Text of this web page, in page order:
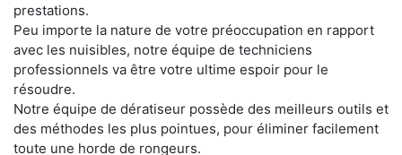
prestations.
Peu importe la nature de votre préoccupation en rapport
avec les nuisibles, notre équipe de techniciens
professionnels va être votre ultime espoir pour le
résoudre.
Notre équipe de dératiseur possède des meilleurs outils et
des méthodes les plus pointues, pour éliminer facilement
toute une horde de rongeurs.